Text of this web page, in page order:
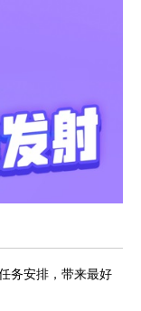
务安排，带来最好